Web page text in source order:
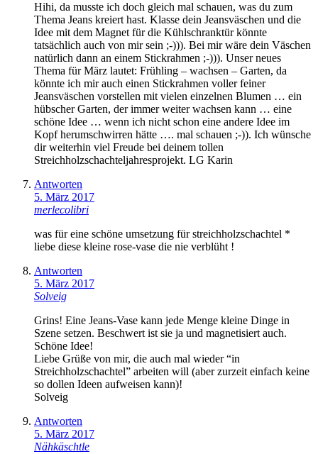
Hihi, da musste ich doch gleich mal schauen, was du zum
Thema Jeans kreiert hast. Klasse dein Jeansväschen und die
Idee mit dem Magnet für die Kühlschranktür könnte
tatsächlich auch von mir sein ;-))). Bei mir wäre dein Väschen
natürlich dann an einem Stickrahmen ;-))). Unser neues
Thema für März lautet: Frühling – wachsen – Garten, da
könnte ich mir auch einen Stickrahmen voller feiner
Jeansväschen vorstellen mit vielen einzelnen Blumen … ein
hübscher Garten, der immer weiter wachsen kann … eine
schöne Idee … wenn ich nicht schon eine andere Idee im
Kopf herumschwirren hätte …. mal schauen ;-)). Ich wünsche
dir weiterhin viel Freude bei deinem tollen
Streichholzschachteljahresprojekt. LG Karin
Antworten
5. März 2017
merlecolibri
was für eine schöne umsetzung für streichholzschachtel *
liebe diese kleine rose-vase die nie verblüht !
Antworten
5. März 2017
Solveig
Grins! Eine Jeans-Vase kann jede Menge kleine Dinge in
Szene setzen. Beschwert ist sie ja und magnetisiert auch.
Schöne Idee!
Liebe Grüße von mir, die auch mal wieder “in
Streichholzschachtel” arbeiten will (aber zurzeit einfach keine
so dollen Ideen aufweisen kann)!
Solveig
Antworten
5. März 2017
Nähkäschtle